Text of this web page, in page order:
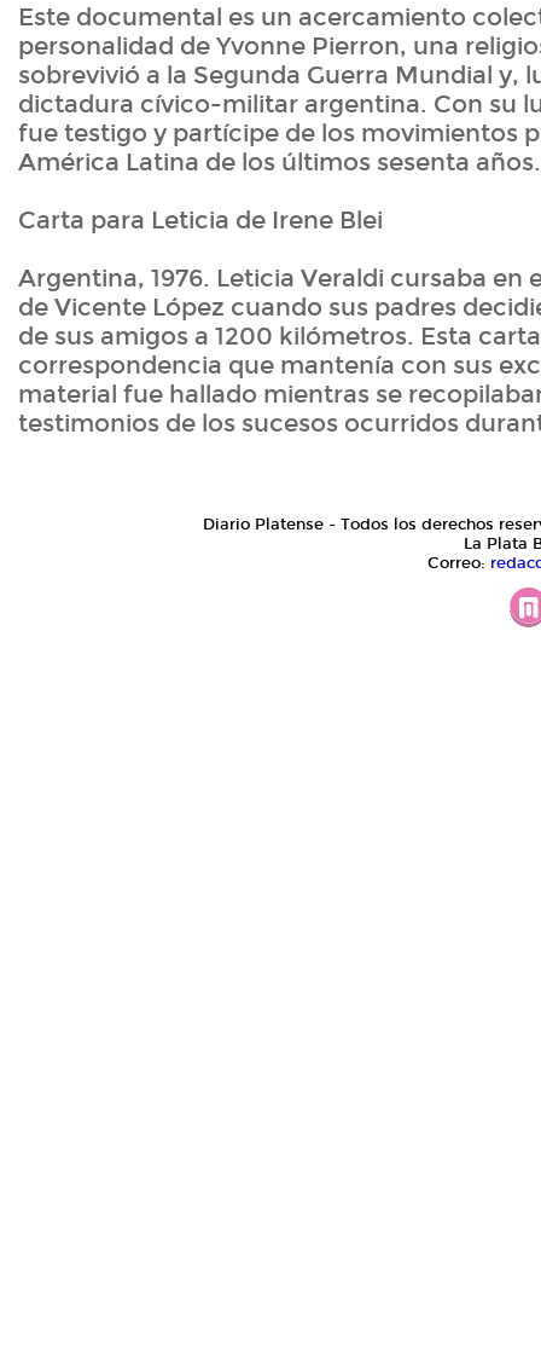
Este documental es un acercamiento
personalidad de Yvonne Pierron, una
sobrevivió a la Segunda Guerra Mundial y,
dictadura cívico-militar argentina. Con su
fue testigo y partícipe de los movimientos
América Latina de los últimos sesenta años.
Carta para Leticia de Irene Blei
Argentina, 1976. Leticia Veraldi cursaba en
de Vicente López cuando sus padres
de sus amigos a 1200 kilómetros. Esta
correspondencia que mantenía con sus
material fue hallado mientras se
testimonios de los sucesos ocurridos
Diario Platense - Todos los derechos
La Plata
Correo: